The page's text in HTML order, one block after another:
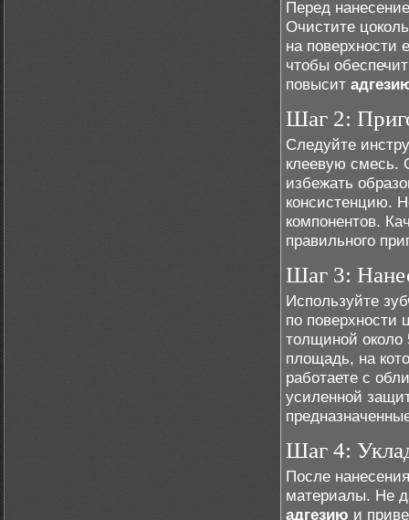
Перед
Очистите
на поверхности
чтобы
повысит
Шаг 2:
Следуйте
клеевую смесь.
избежать
консистенцию.
компонентов.
правильного
Шаг 3:
Используйте
по поверхности
толщиной около
площадь, на
работаете с
усиленной
Шаг 4:
После
материалы. Не
адгезию и